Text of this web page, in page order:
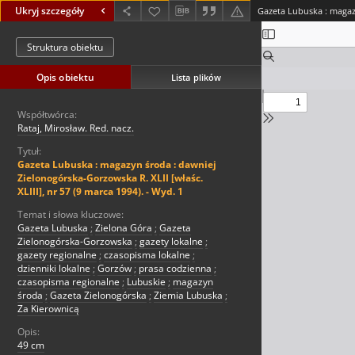
Ukryj szczegóły
Struktura obiektu
Opis obiektu Lista plików
Współtwórca:
Rataj, Mirosław. Red. nacz.
Tytuł:
Gazeta Lubuska : magazyn środa : dawniej
Zielonogórska-Gorzowska R. XLII [właśc.
XLIII], nr 57 (9 marca 1994). - Wyd. 1
Temat i słowa kluczowe:
Gazeta Lubuska ; Zielona Góra ; Gazeta
Zielonogórska-Gorzowska ; gazety lokalne ;
gazety regionalne ; czasopisma lokalne ;
dzienniki lokalne ; Gorzów ; prasa codzienna ;
czasopisma regionalne ; Lubuskie ; magazyn
środa ; Gazeta Zielonogórska ; Ziemia Lubuska ;
Za Kierownicą
Opis:
49 cm